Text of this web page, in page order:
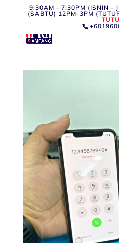
9:30AM - 7:30PM (ISNIN -
(SABTU) 12PM-3PM